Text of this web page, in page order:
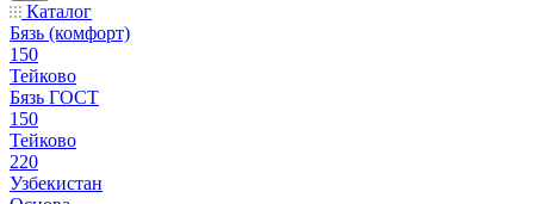
Каталог
Бязь (комфорт)
150
Тейково
Бязь ГОСТ
150
Тейково
220
Узбекистан